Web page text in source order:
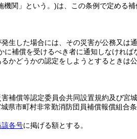
機関」という。)は、この条例で定める補
生した場合には、その災害が公務又は
補償を受けるべき者に通知しなければ
かどうかの認定をしようとするときは
補償等認定委員会共同設置規約及び宮
県市町村非常勤消防団員補償報償組合
該各号に掲げる額とする。